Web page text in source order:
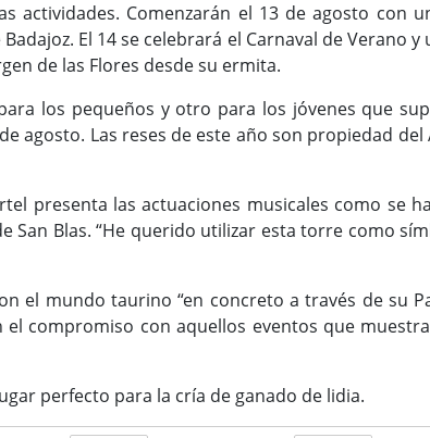
actividades. Comenzarán el 13 de agosto con
El 14 se celebrará el Carnaval de Verano
de las Flores desde su ermita.
los pequeños y otro para los jóvenes que
agosto. Las reses de este año son propiedad
presenta las actuaciones musicales como se
San Blas. “He querido utilizar esta torre como
el mundo taurino “en concreto a través de su
compromiso con aquellos eventos que
perfecto para la cría de ganado de lidia.